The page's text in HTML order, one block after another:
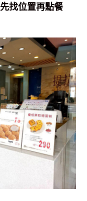
先找位置再點餐